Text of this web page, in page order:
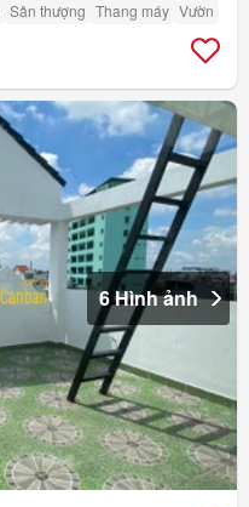
Sân thượng Thang máy Vườn
6 Hình ảnh